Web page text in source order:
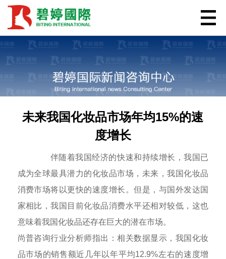
未来我国化妆品市场年均15%的速
度增长
伴随着我国经济的快速和持续增长，我国已
成为全球最具潜力的化妆品市场，未来，我国化妆品
消费市场将以更快的速度增长。但是，与国外发达国
家相比，我国目前化妆品消费水平还相对较低，这也
意味着我国化妆品还存在巨大的潜在市场。
尚普咨询行业分析师指出：相关数据显示，我国化妆
品市场的销售额近几年以年平均12.9%左右的速度增